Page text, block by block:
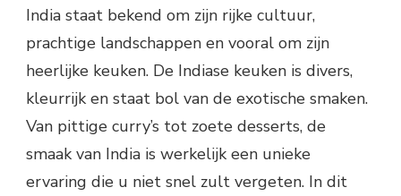
India staat bekend om zijn rijke cultuur,
prachtige landschappen en vooral om zijn
heerlijke keuken. De Indiase keuken is divers,
kleurrijk en staat bol van de exotische smaken.
Van pittige curry’s tot zoete desserts, de
smaak van India is werkelijk een unieke
ervaring die u niet snel zult vergeten. In dit